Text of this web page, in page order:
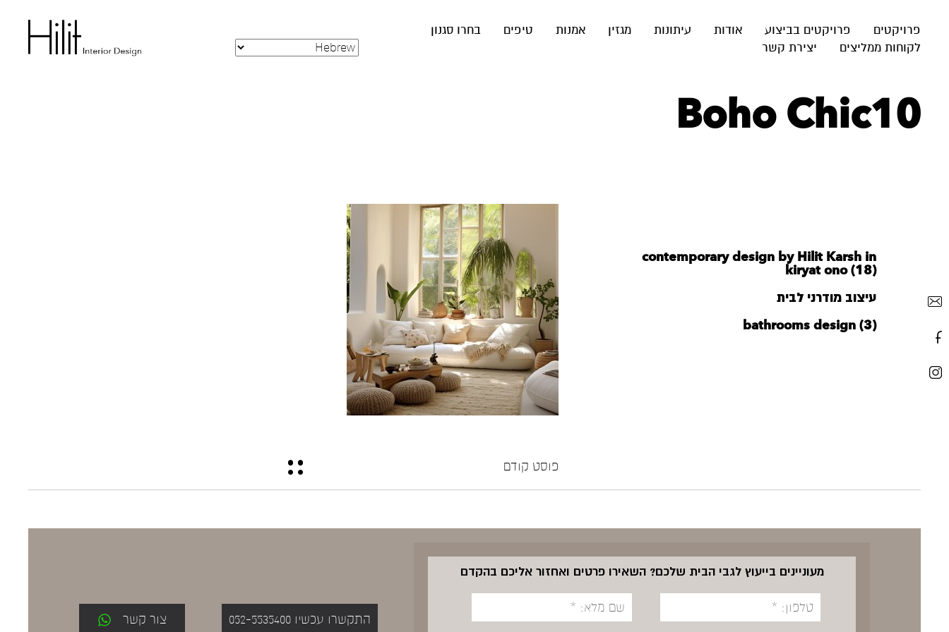
פרויקטים פרויקטים בביצוע אודות עיתונות מגזין אמנות טיפים
בחרו סגנון
לקוחות ממליצים
יצירת קשר
Boho Chic10
contemporary design by Hilit Karsh in
kiryat ono (18)
עיצוב מודרני לבית
bathrooms design (3)
פוסט קודם
מעוניינים בייעוץ לגבי הבית שלכם? השאירו פרטים ואחזור אליכם בהקדם
התקשרו עכשיו 052-5535400 צור קשר